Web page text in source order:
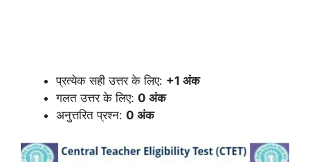
प्रत्येक सही उत्तर के लिए: +1 अंक
गलत उत्तर के लिए: 0 अंक
अनुत्तरित प्रश्न: 0 अंक